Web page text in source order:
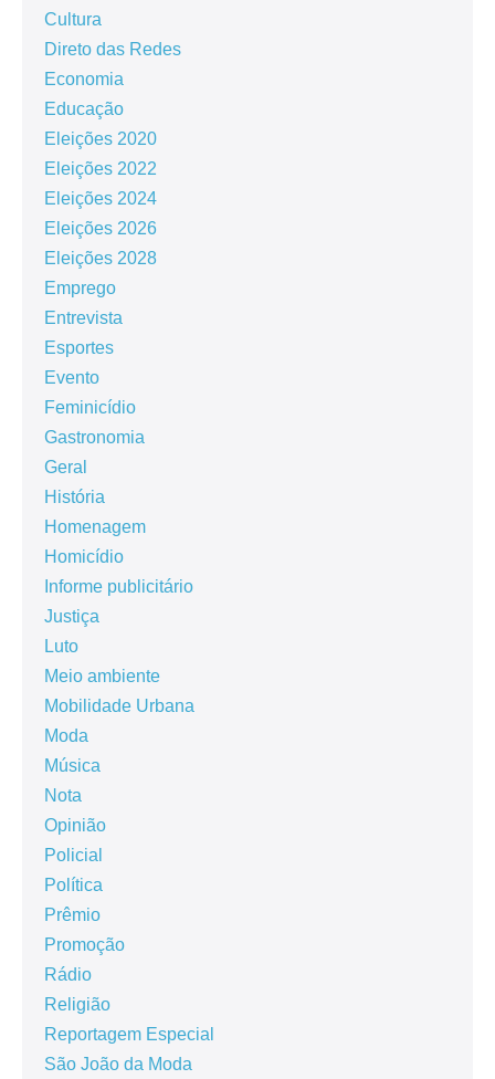
Cultura
Direto das Redes
Economia
Educação
Eleições 2020
Eleições 2022
Eleições 2024
Eleições 2026
Eleições 2028
Emprego
Entrevista
Esportes
Evento
Feminicídio
Gastronomia
Geral
História
Homenagem
Homicídio
Informe publicitário
Justiça
Luto
Meio ambiente
Mobilidade Urbana
Moda
Música
Nota
Opinião
Policial
Política
Prêmio
Promoção
Rádio
Religião
Reportagem Especial
São João da Moda